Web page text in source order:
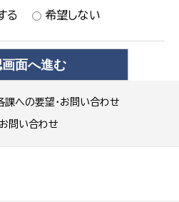
課への要望・お問い合わせ
問い合わせ
る 希望しない